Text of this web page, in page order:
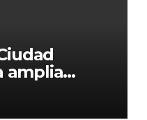
amplia
y paseos